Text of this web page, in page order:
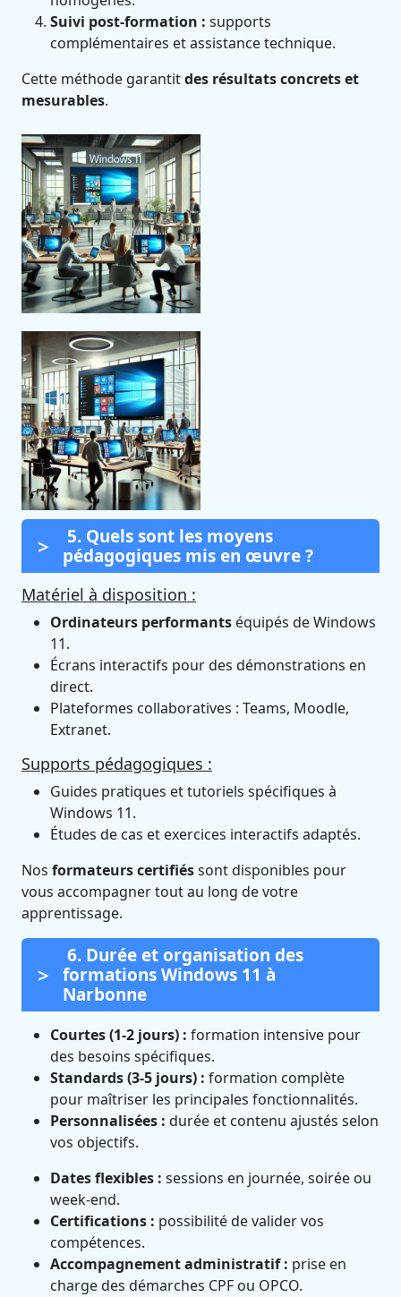
Suivi post-formation : supports
complémentaires et assistance technique.
Cette méthode garantitdes résultats concrets et
mesurables.
5. Quels sont les moyens
pédagogiques mis en œuvre ?
Matériel à disposition :
Ordinateurs performants équipés de Windows
11.
Écrans interactifs pour des démonstrations en
direct.
Plateformes collaboratives : Teams, Moodle,
Extranet.
Supports pédagogiques :
Guides pratiques et tutoriels spécifiques à
Windows 11.
Études de cas et exercices interactifs adaptés.
Nos formateurs certifiéssont disponibles pour
vous accompagner tout au long de votre
apprentissage.
6. Durée et organisation des
formations Windows 11 à
Narbonne
Courtes (1-2 jours) : formation intensive pour
des besoins spécifiques.
Standards (3-5 jours) : formation complète
pour maîtriser les principales fonctionnalités.
Personnalisées : durée et contenu ajustés selon
vos objectifs.
Dates flexibles : sessions en journée, soirée ou
week-end.
Certifications : possibilité de valider vos
compétences.
Accompagnement administratif : prise en
charge des démarches CPF ou OPCO.